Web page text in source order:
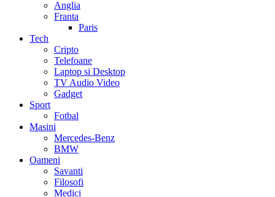
Anglia
Franta
Paris
Tech
Cripto
Telefoane
Laptop si Desktop
TV Audio Video
Gadget
Sport
Fotbal
Masini
Mercedes-Benz
BMW
Oameni
Savanti
Filosofi
Medici